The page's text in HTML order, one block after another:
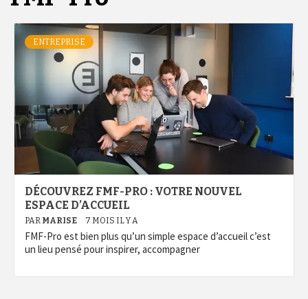
ENTREPRISE
DÉCOUVREZ FMF-PRO : VOTRE NOUVEL
ESPACE D’ACCUEIL
PAR MARISE 7 MOIS IL Y A
FMF-Pro est bien plus qu’un simple espace d’accueil c’est
un lieu pensé pour inspirer, accompagner